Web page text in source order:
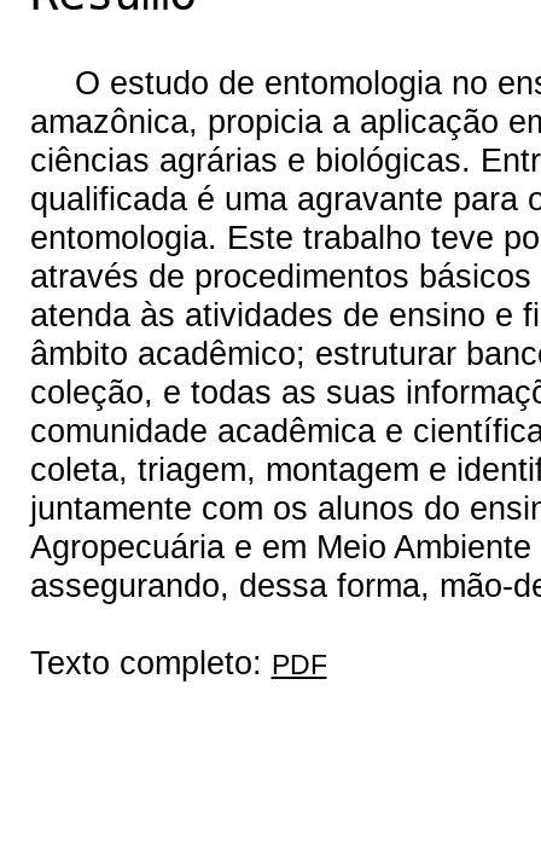
O estudo de entomologia no
amazônica, propicia a aplicação
ciências agrárias e biológicas.
qualificada é uma agravante para
entomologia. Este trabalho teve
através de procedimentos
atenda às atividades de ensino e
âmbito acadêmico; estruturar
coleção, e todas as suas
comunidade acadêmica e
coleta, triagem, montagem e
juntamente com os alunos do
Agropecuária e em Meio
assegurando, dessa forma, mão-
Texto completo: PDF